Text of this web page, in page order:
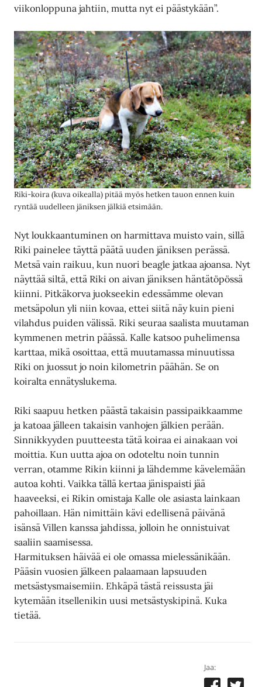
viikonloppuna jahtiin, mutta nyt ei päästykään”.
Riki-koira (kuva oikealla) pitää myös hetken tauon ennen kuin
ryntää uudelleen jäniksen jälkiä etsimään.
Nyt loukkaantuminen on harmittava muisto vain, sillä
Riki painelee täyttä päätä uuden jäniksen perässä.
Metsä vain raikuu, kun nuori beagle jatkaa ajoansa. Nyt
näyttää siltä, että Riki on aivan jäniksen häntätöpössä
kiinni. Pitkäkorva juokseekin edessämme olevan
metsäpolun yli niin kovaa, ettei siitä näy kuin pieni
vilahdus puiden välissä. Riki seuraa saalista muutaman
kymmenen metrin päässä. Kalle katsoo puhelimensa
karttaa, mikä osoittaa, että muutamassa minuutissa
Riki on juossut jo noin kilometrin päähän. Se on
koiralta ennätyslukema.
Riki saapuu hetken päästä takaisin passipaikkaamme
ja katoaa jälleen takaisin vanhojen jälkien perään.
Sinnikkyyden puutteesta tätä koiraa ei ainakaan voi
moittia. Kun uutta ajoa on odoteltu noin tunnin
verran, otamme Rikin kiinni ja lähdemme kävelemään
autoa kohti. Vaikka tällä kertaa jänispaisti jää
haaveeksi, ei Rikin omistaja Kalle ole asiasta lainkaan
pahoillaan. Hän nimittäin kävi edellisenä päivänä
isänsä Villen kanssa jahdissa, jolloin he onnistuivat
saaliin saamisessa.
Harmituksen häivää ei ole omassa mielessänikään.
Pääsin vuosien jälkeen palaamaan lapsuuden
metsästysmaisemiin. Ehkäpä tästä reissusta jäi
kytemään itsellenikin uusi metsästyskipinä. Kuka
tietää.
Jaa: